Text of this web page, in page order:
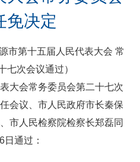
免决定
市第十五届人民代表大会 常
七次会议通过）
大会常务委员会第二十七次
会议、市人民政府市长秦保
市人民检察院检察长郑磊同
通过：